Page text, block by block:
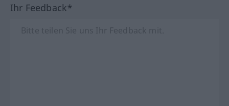
Ihr Feedback*